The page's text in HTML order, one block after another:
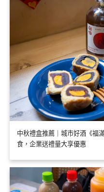
中秋禮盒推薦｜城市好酒《福
食，企業送禮量大享優惠